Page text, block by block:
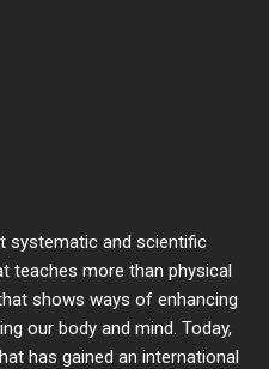
systematic and scientific
teaches more than physical
shows ways of enhancing
our body and mind. Today,
has gained an international